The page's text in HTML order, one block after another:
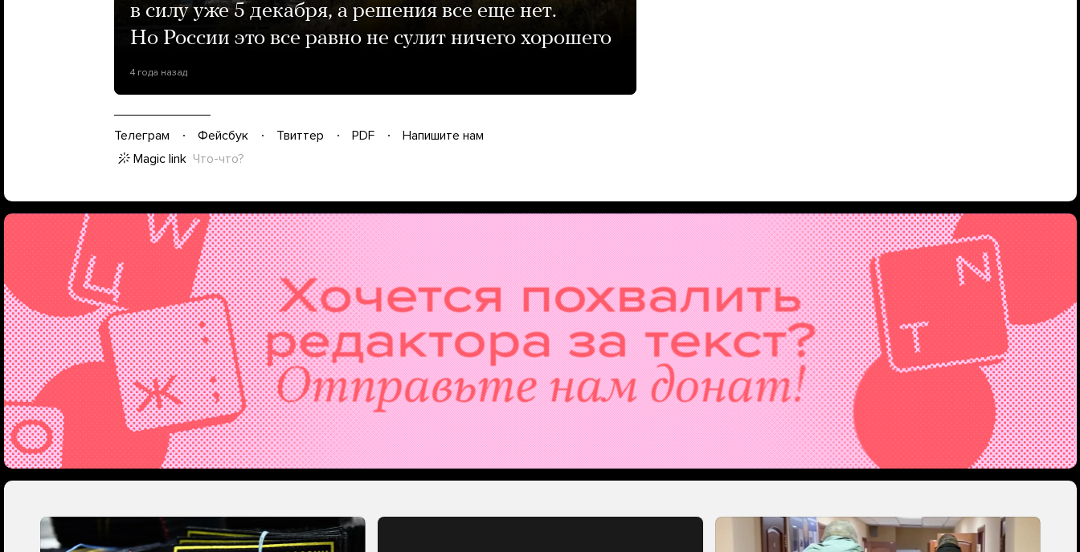
в силу уже 5 декабря, а решения все еще нет.
Но России это все равно не сулит ничего хорошего
4 года назад
Телеграм Фейсбук Твиттер PDF
Напишите нам
Magic link Что-что?